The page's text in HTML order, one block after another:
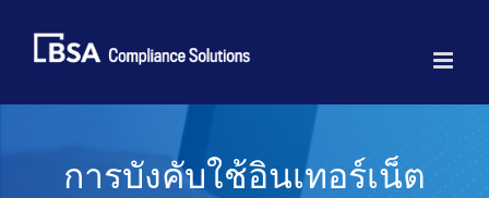
content
การบังคับใช้อินเทอร์เน็ต